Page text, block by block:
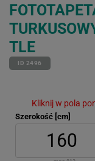
TLE
ID 2496
Kliknij w pola
Szerokość [cm]